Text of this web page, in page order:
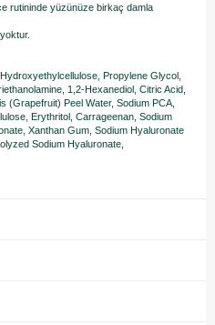
rutininde yüzünüze birkaç damla
Propylene Glycol,
1,2-Hexanediol, Citric Acid,
(Grapefruit) Peel Water, Sodium PCA,
Erythritol, Carrageenan, Sodium
Xanthan Gum, Sodium Hyaluronate
Sodium Hyaluronate,